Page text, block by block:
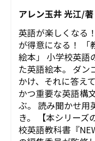
アレン玉井 光江/
英語が楽しくなる
が得意になる！ 「
絵本」 小学校英語
た英語絵本。 ダン
かけ、それに答え
かつ重要な英語構
ぶ。 読み聞かせ用
き。 【本シリーズ
校英語教科書『